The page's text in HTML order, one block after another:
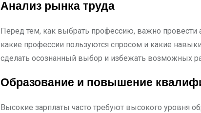
Анализ рынка труда
Перед тем, как выбрать профессию, важно провести
какие профессии пользуются спросом и какие
сделать осознанный выбор и избежать возможных
Образование и повышение
Высокие зарплаты часто требуют высокого уровня